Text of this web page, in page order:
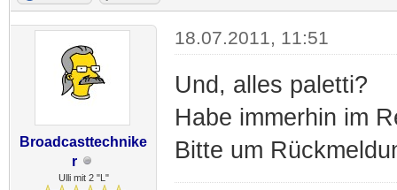
Broadcasttechnike
r
Ulli mit 2 "L"
18.07.2011, 11:51
Und, alles paletti?
Habe immerhin im
Bitte um